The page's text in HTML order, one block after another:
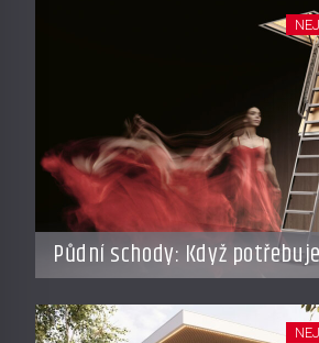
Půdní schody: Když
místo, ale nechcete dělat